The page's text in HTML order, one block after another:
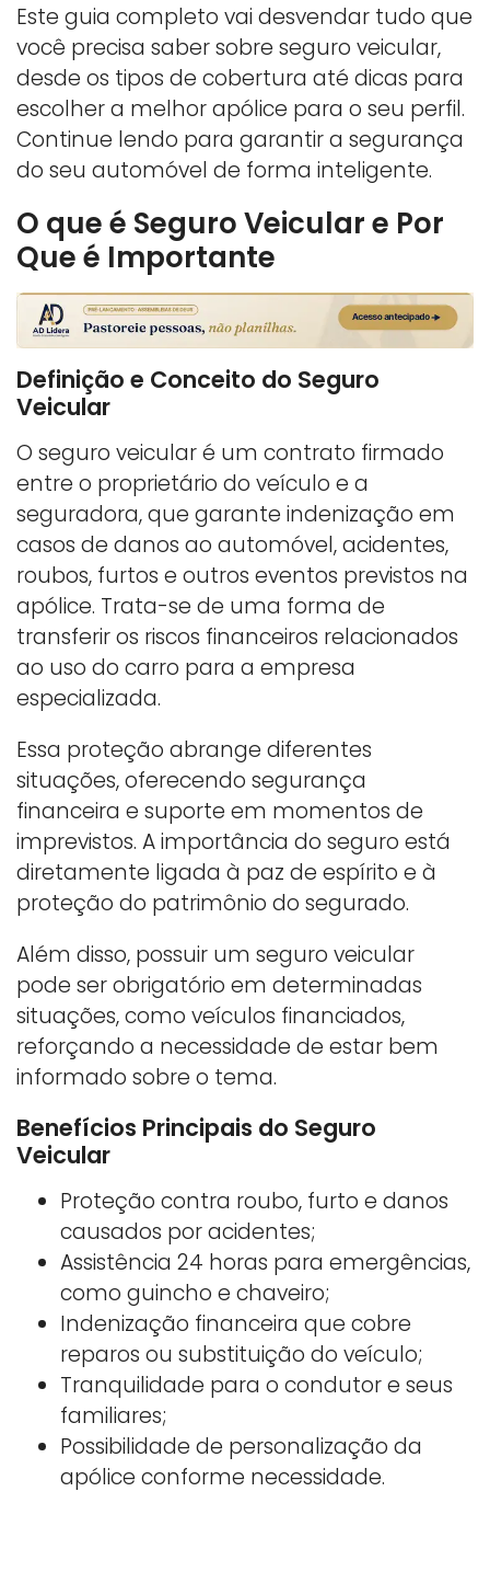
Este guia completo vai desvendar tudo que
você precisa saber sobre seguro veicular,
desde os tipos de cobertura até dicas para
escolher a melhor apólice para o seu perfil.
Continue lendo para garantir a segurança
do seu automóvel de forma inteligente.
O que é Seguro Veicular e Por
Que é Importante
Definição e Conceito do Seguro
Veicular
O seguro veicular é um contrato firmado
entre o proprietário do veículo e a
seguradora, que garante indenização em
casos de danos ao automóvel, acidentes,
roubos, furtos e outros eventos previstos na
apólice. Trata-se de uma forma de
transferir os riscos financeiros relacionados
ao uso do carro para a empresa
especializada.
Essa proteção abrange diferentes
situações, oferecendo segurança
financeira e suporte em momentos de
imprevistos. A importância do seguro está
diretamente ligada à paz de espírito e à
proteção do patrimônio do segurado.
Além disso, possuir um seguro veicular
pode ser obrigatório em determinadas
situações, como veículos financiados,
reforçando a necessidade de estar bem
informado sobre o tema.
Benefícios Principais do Seguro
Veicular
Proteção contra roubo, furto e danos
causados por acidentes;
Assistência 24 horas para emergências,
como guincho e chaveiro;
Indenização financeira que cobre
reparos ou substituição do veículo;
Tranquilidade para o condutor e seus
familiares;
Possibilidade de personalização da
apólice conforme necessidade.